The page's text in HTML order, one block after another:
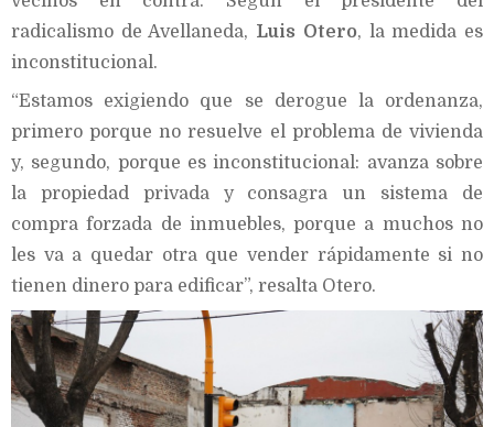
radicalismo de Avellaneda, Luis Otero, la medida es
inconstitucional.
“Estamos exigiendo que se derogue la ordenanza,
primero porque no resuelve el problema de vivienda
y, segundo, porque es inconstitucional: avanza sobre
la propiedad privada y consagra un sistema de
compra forzada de inmuebles, porque a muchos no
les va a quedar otra que vender rápidamente si no
tienen dinero para edificar”, resalta Otero.